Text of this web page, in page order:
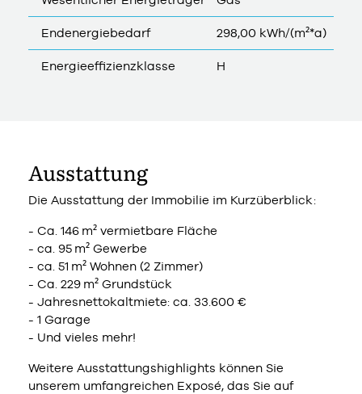
Endenergiebedarf 298,00 kWh/(m²*a)
Energieeffizienzklasse H
Ausstattung
Die Ausstattung der Immobilie im Kurzüberblick:
- Ca. 146 m² vermietbare Fläche
- ca. 95 m² Gewerbe
- ca. 51 m² Wohnen (2 Zimmer)
- Ca. 229 m² Grundstück
- Jahresnettokaltmiete: ca. 33.600 €​​​​​
- 1 Garage
- Und vieles mehr!
Weitere Ausstattungshighlights können Sie
unserem umfangreichen Exposé, das Sie auf